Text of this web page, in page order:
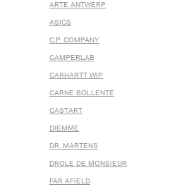
ARTE ANTWERP
ASICS
C.P. COMPANY
CAMPERLAB
CARHARTT WIP
CARNE BOLLENTE
CASTART
DIEMME
DR. MARTENS
DROLE DE MONSIEUR
FAR AFIELD